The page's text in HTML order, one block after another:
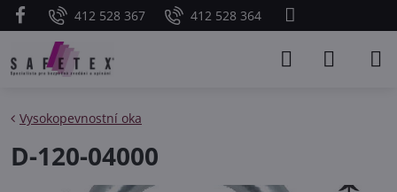
412 528 367 412 528 364
Vysokopevnostní oka
D-120-04000